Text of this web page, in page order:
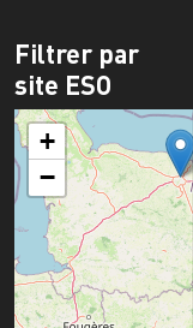
Filtrer par
site ESO
+
−